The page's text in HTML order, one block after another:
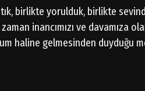
birlikte yorulduk, birlikte
inancımızı ve davamıza olan
haline gelmesinden duyduğu